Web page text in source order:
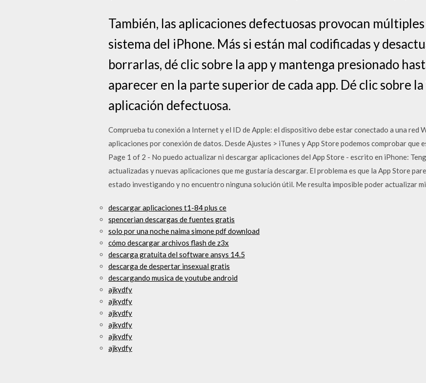
También, las aplicaciones defectuosas provocan
sistema del iPhone. Más si están mal codificadas y
borrarlas, dé clic sobre la app y mantenga presionado
aparecer en la parte superior de cada app. Dé clic sobre
aplicación defectuosa.
Comprueba tu conexión a Internet y el ID de Apple: el dispositivo debe estar conectado a una red
aplicaciones por conexión de datos. Desde Ajustes > iTunes y App Store podemos comprobar que
Page 1 of 2 - No puedo actualizar ni descargar aplicaciones del App Store - escrito en iPhone:
actualizadas y nuevas aplicaciones que me gustaría descargar. El problema es que la App Store
estado investigando y no encuentro ninguna solución útil. Me resulta imposible poder actualizar
descargar aplicaciones t1-84 plus ce
spencerian descargas de fuentes gratis
solo por una noche naima simone pdf download
cómo descargar archivos flash de z3x
descarga gratuita del software ansys 14.5
descarga de despertar insexual gratis
descargando musica de youtube android
ajkydfy
ajkydfy
ajkydfy
ajkydfy
ajkydfy
ajkydfy